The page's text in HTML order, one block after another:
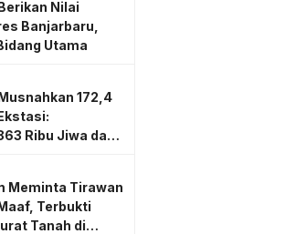
Nilai
Banjarbaru,
Utama
172,4
Ribu Jiwa dan
Meminta Tirawan
Terbukti
Tanah di